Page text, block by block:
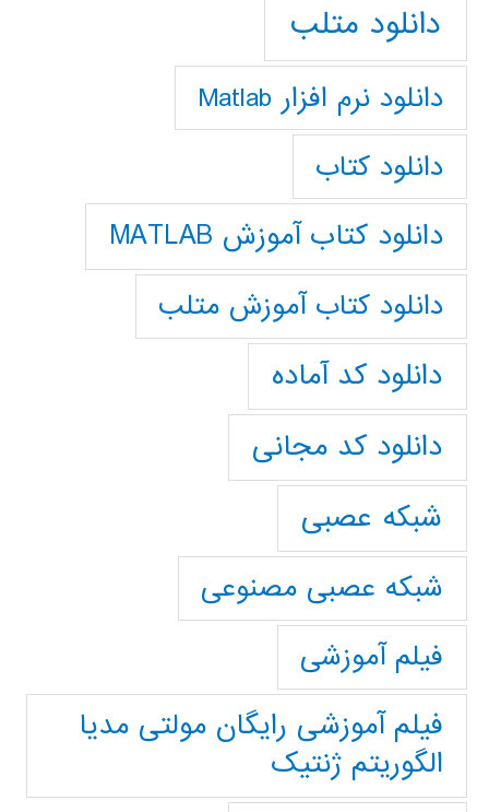
دانلود متلب
دانلود نرم افزار Matlab
دانلود کتاب
دانلود کتاب آموزش MATLAB
دانلود کتاب آموزش متلب
دانلود کد آماده
دانلود کد مجانی
شبکه عصبی
شبکه عصبی مصنوعی
فیلم آموزشی
فیلم آموزشی رایگان مولتی مدیا
الگوریتم ژنتیک